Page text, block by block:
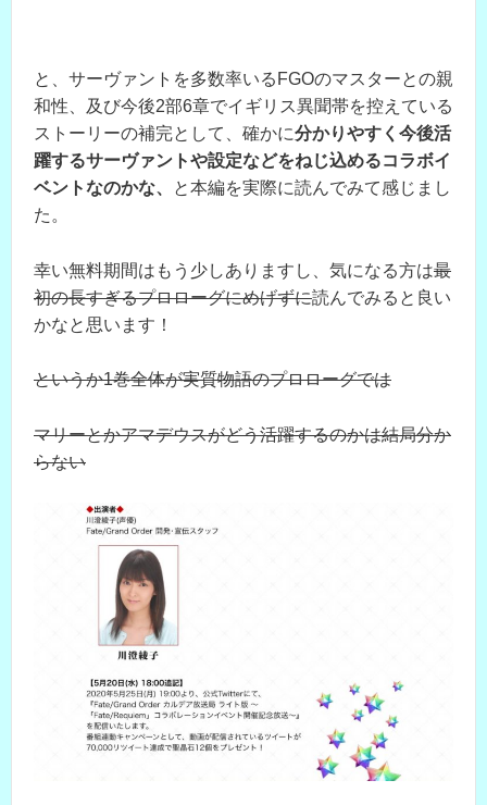
と、サーヴァントを多数率いるFGOのマスターとの親
和性、及び今後2部6章でイギリス異聞帯を控えている
ストーリーの補完として、確かに分かりやすく今後活
躍するサーヴァントや設定などをねじ込めるコラボイ
ベントなのかな、
と本編を実際に読んでみて感じまし
た。
幸い無料期間はもう少しありますし、気になる方は最
初の長すぎるプロローグにめげずに読んでみると良い
かなと思います！
というか1巻全体が実質物語のプロローグでは
マリーとかアマデウスがどう活躍するのかは結局分か
らない